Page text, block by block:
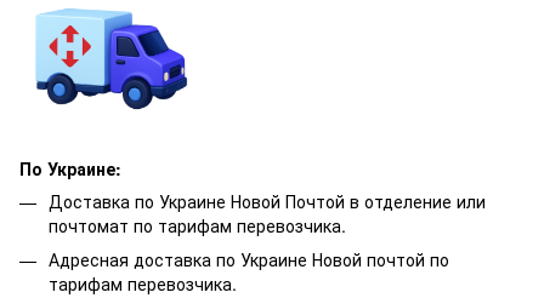
По Украине:
Доставка по Украине Новой Почтой в отделение или
почтомат по тарифам перевозчика.
Адресная доставка по Украине Новой почтой по
тарифам перевозчика.